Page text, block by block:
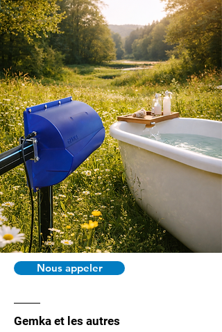
Nous appeler
Gemka et les autres